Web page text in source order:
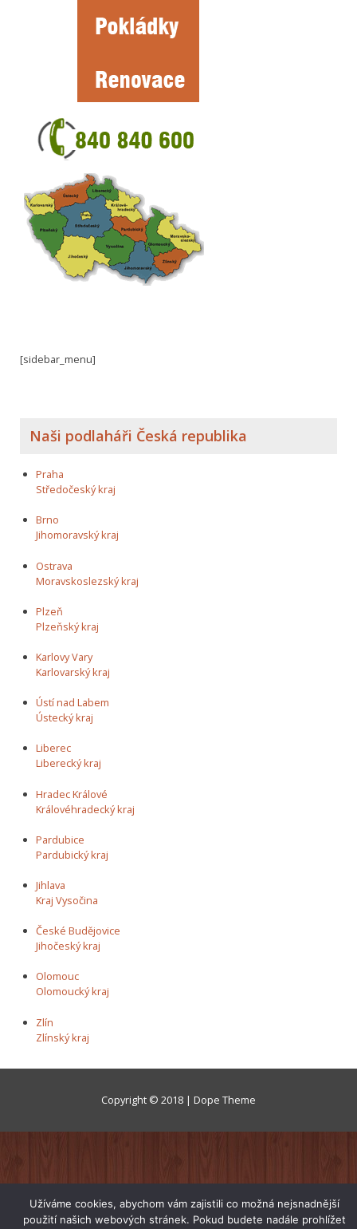
[sidebar_menu]
Naši podlaháři Česká republika
Praha
Středočeský kraj
Brno
Jihomoravský kraj
Ostrava
Moravskoslezský kraj
Plzeň
Plzeňský kraj
Karlovy Vary
Karlovarský kraj
Ústí nad Labem
Ústecký kraj
Liberec
Liberecký kraj
Hradec Králové
Královéhradecký kraj
Pardubice
Pardubický kraj
Jihlava
Kraj Vysočina
České Budějovice
Jihočeský kraj
Olomouc
Olomoucký kraj
Zlín
Zlínský kraj
Copyright © 2018 | Dope Theme
Užíváme cookies, abychom vám zajistili co možná nejsnadnější
použití našich webových stránek. Pokud budete nadále prohlížet